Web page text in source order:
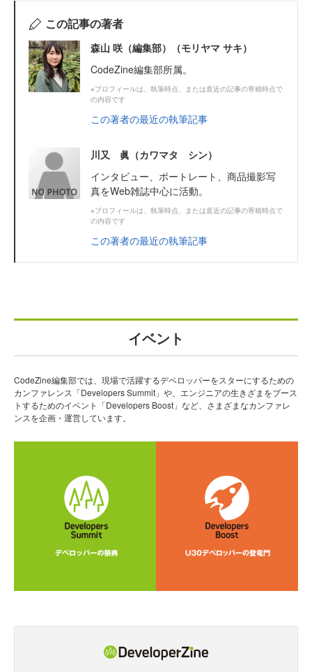
この記事の著者
森山 咲（編集部）（モリヤマ サキ）
CodeZine編集部所属。
※プロフィールは、執筆時点、または直近の記事の寄稿時点で
の内容です
この著者の最近の執筆記事
川又 眞（カワマタ シン）
インタビュー、ポートレート、商品撮影写
真をWeb雑誌中心に活動。
※プロフィールは、執筆時点、または直近の記事の寄稿時点で
の内容です
この著者の最近の執筆記事
イベント
CodeZine編集部では、現場で活躍するデベロッパーをスターにするための
カンファレンス「Developers Summit」や、エンジニアの生きざまをブース
トするためのイベント「Developers Boost」など、さまざまなカンファレ
ンスを企画・運営しています。